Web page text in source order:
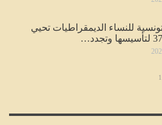
للنساء الديمقراطيات تحيي